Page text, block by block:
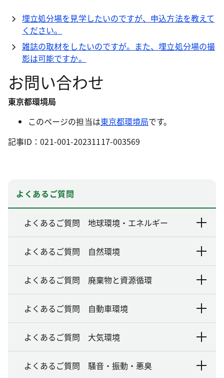
埋立処分場を見学したいのですが、申込方法を教えて
ください。
雑誌の取材をしたいのですが。また、埋立処分場の撮
影は可能ですか。
お問い合わせ
東京都環境局
このページの担当は東京都環境局です。
記事ID：021-001-20231117-003569
よくあるご質問
よくあるご質問 地球環境・エネルギー
よくあるご質問 自然環境
よくあるご質問 廃棄物と資源循環
よくあるご質問 自動車環境
よくあるご質問 大気環境
よくあるご質問 騒音・振動・悪臭